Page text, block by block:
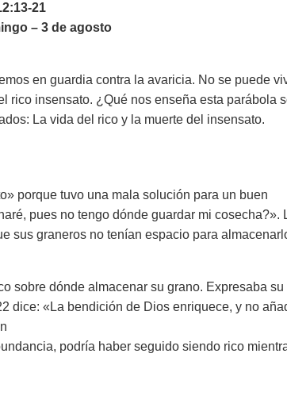
21
– 3 de agosto
en guardia contra la avaricia. No se puede
rico insensato. ¿Qué nos enseña esta parábola
La vida del rico y la muerte del insensato.
porque tuvo una mala solución para un buen
pues no tengo dónde guardar mi cosecha?».
sus graneros no tenían espacio para
sobre dónde almacenar su grano. Expresaba su
dice: «La bendición de Dios enriquece, y no
podría haber seguido siendo rico